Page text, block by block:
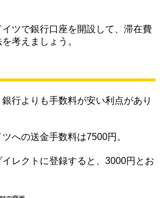
ツで銀行口座を開設して、滞在費
考えましょう。
行よりも手数料が安い利点があり
への送金手数料は7500円。
レクトに登録すると、3000円とお